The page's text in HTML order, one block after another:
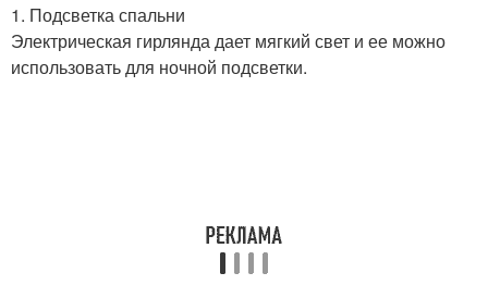
1. Подсветка спальни
Электрическая гирлянда дает мягкий свет и ее можно
использовать для ночной подсветки.